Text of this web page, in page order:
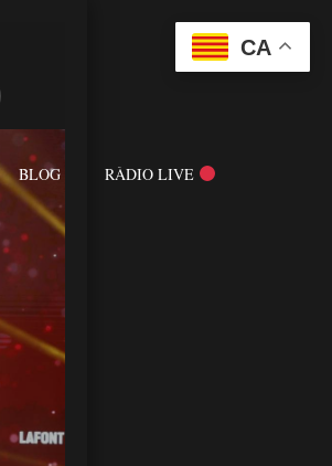
BLOG RÀDIO LIVE
CA